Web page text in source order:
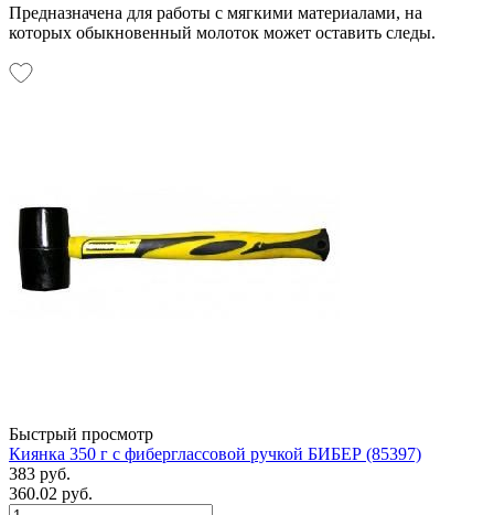
Предназначена для работы с мягкими материалами, на
которых обыкновенный молоток может оставить следы.
Быстрый просмотр
Киянка 350 г с фиберглассовой ручкой БИБЕР (85397)
383 руб.
360.02 руб.